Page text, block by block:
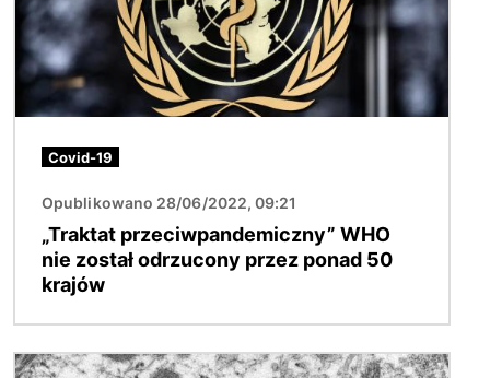
Covid-19
Opublikowano 28/06/2022, 09:21
„Traktat przeciwpandemiczny” WHO
nie został odrzucony przez ponad 50
krajów
Obraz